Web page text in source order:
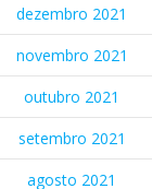
dezembro 2021
novembro 2021
outubro 2021
setembro 2021
agosto 2021